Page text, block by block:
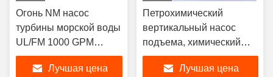
Огонь NM насос
турбины морской воды
UL/FM 1000 GPM
вертикальный для
особенныхЛучшая цена
Петрохимический
вертикальный насос
подъема, химический
дизельный пакет
пожарного насоса
Лучшая цена